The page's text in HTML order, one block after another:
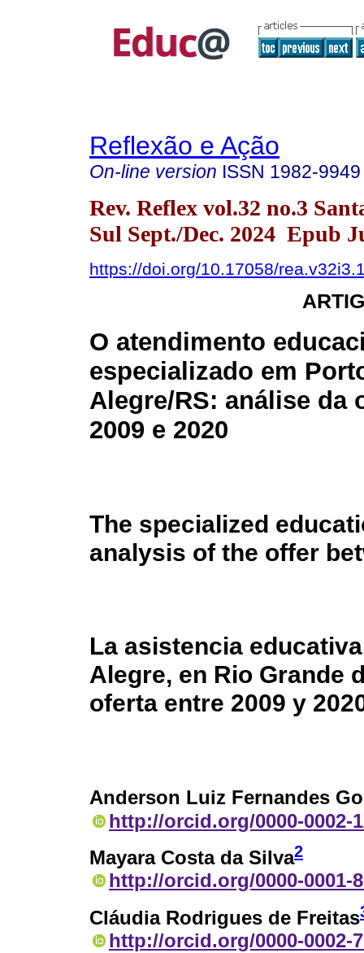
Reflexão e Ação
On-line version ISSN 1982-9949
Rev. Reflex vol.32 no.3
Sul Sept./Dec. 2024 Epub
https://doi.org/10.17058/
O atendimento
especializado em
Alegre/RS: análise da
2009 e 2020
The specialized
analysis of the offer
La asistencia
Alegre, en Rio Grande
oferta entre 2009 y
Anderson Luiz Fernandes
http://orcid.org/0000-0002-
Mayara Costa da Silva2
http://orcid.org/0000-0001-
Cláudia Rodrigues de Freitas
http://orcid.org/0000-0002-